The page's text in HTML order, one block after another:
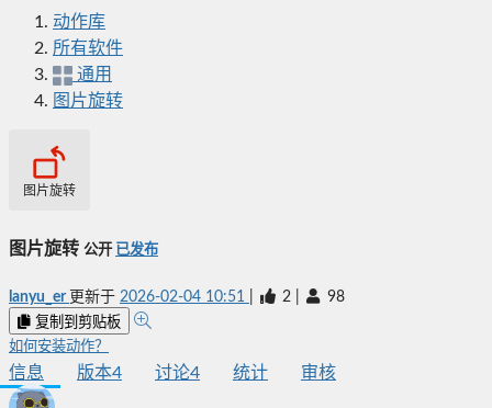
动作库
所有软件
通用
图片旋转
图片旋转
图片旋转 公开 已发布
lanyu_er 更新于 2026-02-04 10:51 2 98
复制到剪贴板
如何安装动作？
信息 版本4 讨论4 统计 审核